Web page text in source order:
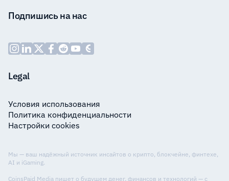
Подпишись на нас
Legal
Условия использования
Политика конфиденциальности
Настройки cookies
Мы — ваш надёжный источник инсайтов о крипто, блокчейне, финтехе,
AI и iGaming.
CoinsPaid Media пишет о будущем денег, финансов и технологий — с